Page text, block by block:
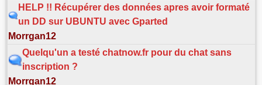
HELP !! Récupérer des données apres avoir formaté
un DD sur UBUNTU avec Gparted
Morrgan12
Quelqu'un a testé chatnow.fr pour du chat sans
inscription ?
Morrgan12